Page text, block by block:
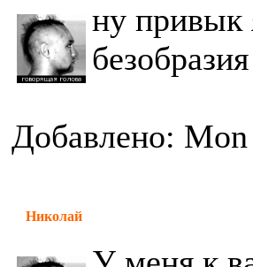
ну привык
Добавлено:
Николай